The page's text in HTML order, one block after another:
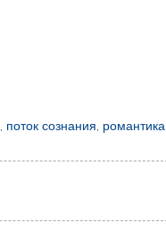
поток сознания романтика